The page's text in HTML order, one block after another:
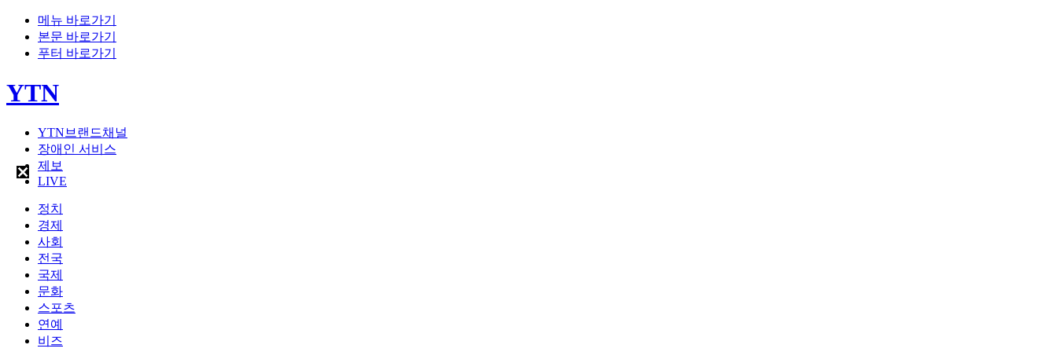
메뉴 바로가기
본문 바로가기
푸터 바로가기
YTN
YTN브랜드채널
장애인 서비스
제보
LIVE
정치
경제
사회
전국
국제
문화
스포츠
연예
비즈